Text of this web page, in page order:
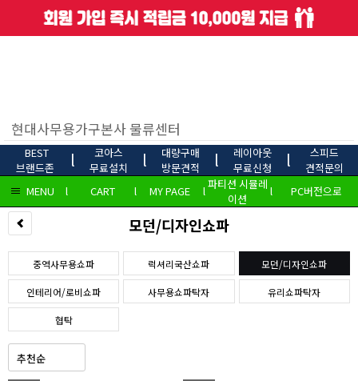
BEST
브랜드존
l
코아스
무료설치
l
대량구매
방문견적
l
레이아웃
무료신청
l
스피드
견적문의
MENU
l CART l MY PAGE l파티션 시뮬레
이션
l PC버전으로
모던/디자인쇼파
중역사무용쇼파 럭셔리국산쇼파 모던/디자인쇼파
인테리어/로비쇼파 사무용쇼파탁자 유리쇼파탁자
협탁